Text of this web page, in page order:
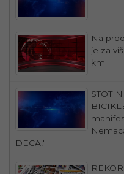
Na prodaju Opel Senator B 3.0i CD koji
je za
km
STOTINE GOLIH LJUDI VOZILO
DECA!"
REKORD Indonezija zaplenila 1,3 tone